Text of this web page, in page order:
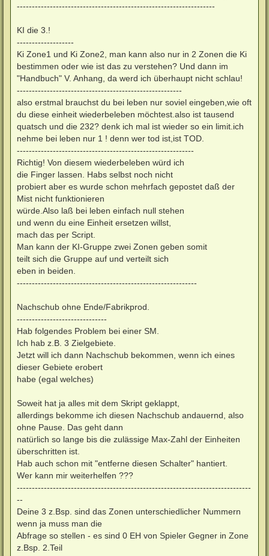
------------------------------------------------------------------
KI die 3.!
-------------------
Ki Zone1 und Ki Zone2, man kann also nur in 2 Zonen die Ki
bestimmen oder wie ist das zu verstehen? Und dann im
"Handbuch" V. Anhang, da werd ich überhaupt nicht schlau!
-------------------------------------------------------
also erstmal brauchst du bei leben nur soviel eingeben,wie oft
du diese einheit wiederbeleben möchtest.also ist tausend
quatsch und die 232? denk ich mal ist wieder so ein limit.ich
nehme bei leben nur 1 ! denn wer tod ist,ist TOD.
-----------------------------------------------------------
Richtig! Von diesem wiederbeleben würd ich
die Finger lassen. Habs selbst noch nicht
probiert aber es wurde schon mehrfach gepostet daß der
Mist nicht funktionieren
würde.Also laß bei leben einfach null stehen
und wenn du eine Einheit ersetzen willst,
mach das per Script.
Man kann der KI-Gruppe zwei Zonen geben somit
teilt sich die Gruppe auf und verteilt sich
eben in beiden.
------------------------------------------------------------
Nachschub ohne Ende/Fabrikprod.
------------------------------
Hab folgendes Problem bei einer SM.
Ich hab z.B. 3 Zielgebiete.
Jetzt will ich dann Nachschub bekommen, wenn ich eines
dieser Gebiete erobert
habe (egal welches)
Soweit hat ja alles mit dem Skript geklappt,
allerdings bekomme ich diesen Nachschub andauernd, also
ohne Pause. Das geht dann
natürlich so lange bis die zulässige Max-Zahl der Einheiten
überschritten ist.
Hab auch schon mit "entferne diesen Schalter" hantiert.
Wer kann mir weiterhelfen ???
------------------------------------------------------------------------------
--
Deine 3 z.Bsp. sind das Zonen unterschiedlicher Nummern
wenn ja muss man die
Abfrage so stellen - es sind 0 EH von Spieler Gegner in Zone
z.Bsp. 2.Teil